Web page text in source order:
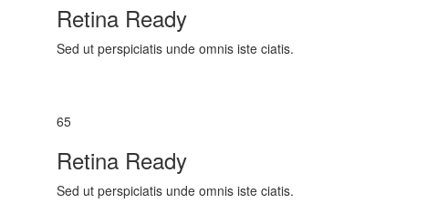
Retina Ready
Sed ut perspiciatis unde omnis iste ciatis.
65
Retina Ready
Sed ut perspiciatis unde omnis iste ciatis.